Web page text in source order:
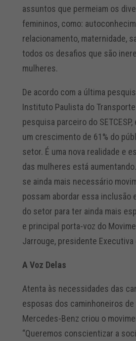
assuntos que permeiam os
femininos, como:
relacionamento, maternidade,
todos os desafios que são
mulheres.
De acordo com a última
Instituto Paulista do Transporte
pesquisa parceiro do
um crescimento de 61% do
setor. É uma nova realidade e
das mulheres está
se ainda mais necessário
possam abordar essa inclusão
do setor para ter ainda mais
e principal porta-voz do
Jarrouge, presidente Executiva
A Voz Delas
Atenta às necessidades das
esposas dos caminhoneiros de
Mercedes-Benz criou o
“Queremos conscientizar a